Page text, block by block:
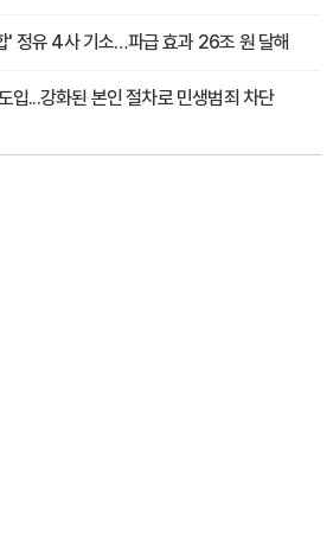
' 정유 4사 기소…파급 효과 26조 원 달해
입...강화된 본인 절차로 민생범죄 차단